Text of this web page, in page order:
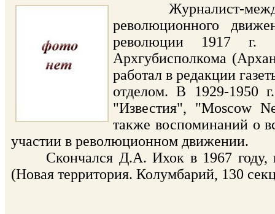
Журналист-
революционного
революции 1917 г.
Архгубисполкома
работал в редакции
отделом. В 1929-1950
"Известия", "Moscow
также воспоминаний о
участии в революционном движении.
Скончался Д.А. Ихок в 1967 году,
(Новая территория. Колумбарий, 130